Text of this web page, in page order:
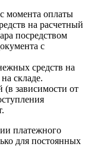
момента оплаты
на расчетный
посредством
с
средств на
складе.
(в зависимости от
платежного
для постоянных